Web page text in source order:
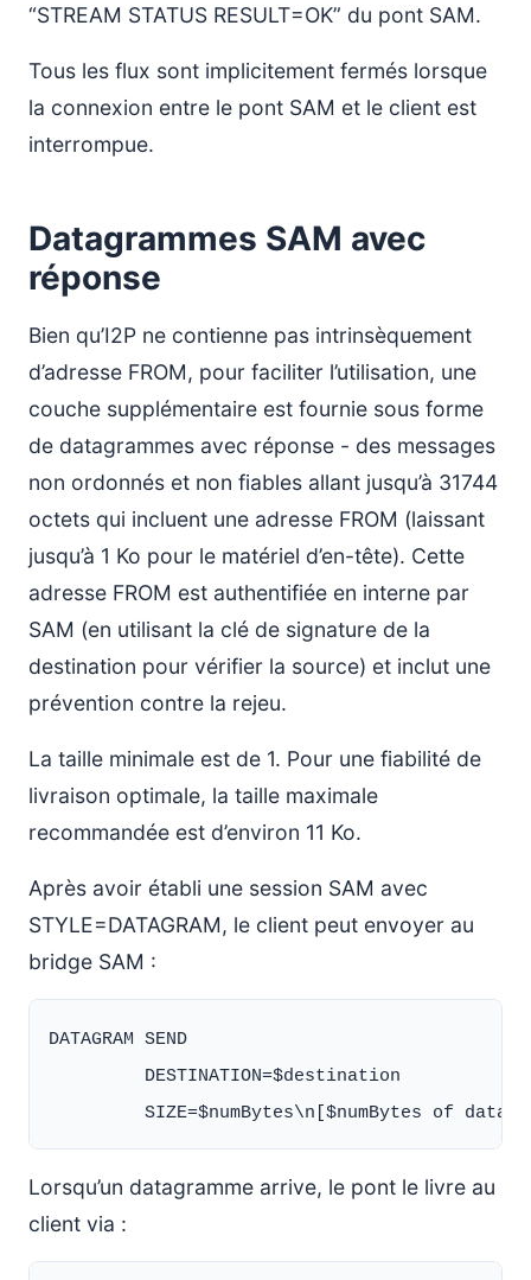
“STREAM STATUS RESULT=OK” du pont SAM.
Tous les flux sont implicitement fermés lorsque
la connexion entre le pont SAM et le client est
interrompue.
Datagrammes SAM avec
réponse
Bien qu’I2P ne contienne pas intrinsèquement
d’adresse FROM, pour faciliter l’utilisation, une
couche supplémentaire est fournie sous forme
de datagrammes avec réponse - des messages
non ordonnés et non fiables allant jusqu’à 31744
octets qui incluent une adresse FROM (laissant
jusqu’à 1 Ko pour le matériel d’en-tête). Cette
adresse FROM est authentifiée en interne par
SAM (en utilisant la clé de signature de la
destination pour vérifier la source) et inclut une
prévention contre la rejeu.
La taille minimale est de 1. Pour une fiabilité de
livraison optimale, la taille maximale
recommandée est d’environ 11 Ko.
Après avoir établi une session SAM avec
STYLE=DATAGRAM, le client peut envoyer au
bridge SAM :
DATAGRAM SEND
         DESTINATION=$destination
Lorsqu’un datagramme arrive, le pont le livre au
client via :